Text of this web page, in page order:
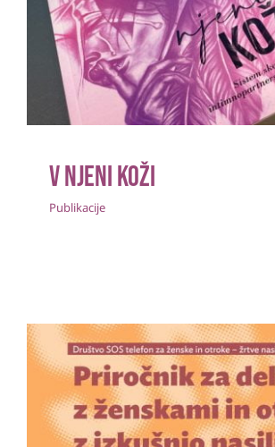
V njeni koži
Publikacije
V njeni koži
Publikacije
Priročnik za delo z
otroki z izkušnjo